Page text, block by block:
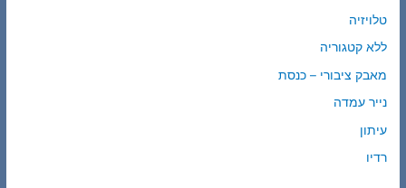
טלויזיה
ללא קטגוריה
מאבק ציבורי – כנסת
נייר עמדה
עיתון
רדיו